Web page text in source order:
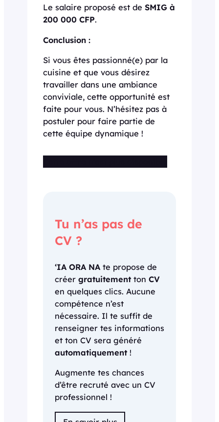
Le salaire proposé est de SMIG à
200 000 CFP.
Conclusion :
Si vous êtes passionné(e) par la
cuisine et que vous désirez
travailler dans une ambiance
conviviale, cette opportunité est
faite pour vous. N’hésitez pas à
postuler pour faire partie de
cette équipe dynamique !
Tu n’as pas de
CV ?
‘IA ORA NA te propose de
créer gratuitementton CV
en quelques clics. Aucune
compétence n’est
nécessaire. Il te suffit de
renseigner tes informations
et ton CV sera généré
automatiquement!
Augmente tes chances
d’être recruté avec un CV
professionnel !